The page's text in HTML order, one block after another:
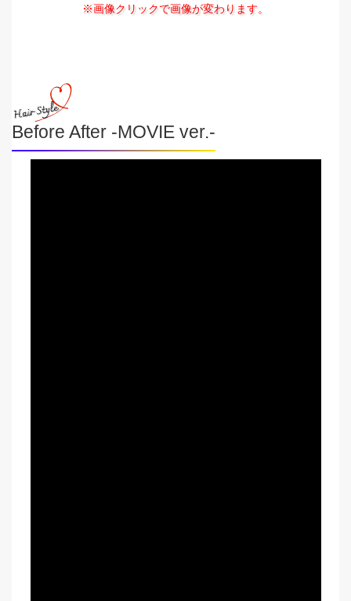
※画像クリックで画像が変わります。
Before After -MOVIE ver.-